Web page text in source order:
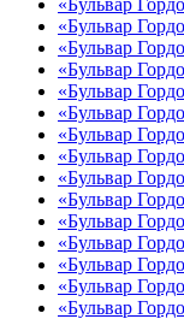
«Бульвар
«Бульвар
«Бульвар
«Бульвар
«Бульвар
«Бульвар
«Бульвар
«Бульвар
«Бульвар
«Бульвар
«Бульвар
«Бульвар
«Бульвар
«Бульвар